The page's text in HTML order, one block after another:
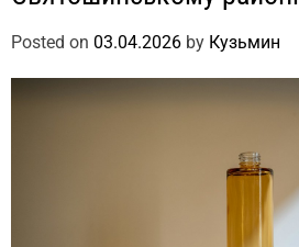
Posted on 03.04.2026 by Кузьмин